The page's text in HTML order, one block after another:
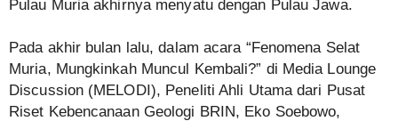
Pulau Muria akhirnya menyatu dengan Pulau Jawa.
Pada akhir bulan lalu, dalam acara “Fenomena Selat
Muria, Mungkinkah Muncul Kembali?” di Media Lounge
Discussion (MELODI), Peneliti Ahli Utama dari Pusat
Riset Kebencanaan Geologi BRIN, Eko Soebowo,